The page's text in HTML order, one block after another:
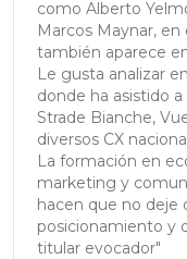
como Alberto
Marcos Maynar,
también aparece
Le gusta analizar
donde ha asistido
Strade Bianche,
diversos CX
La formación en
marketing y
hacen que no deje
posicionamiento y
titular evocador"